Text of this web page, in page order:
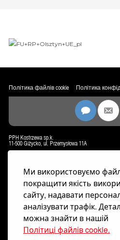
Ми використовуємо
покращити якість
сайту, надавати
аналізувати трафік.
можна знайти в нашій
Політиці файлів cookie.
Політика файлів cookie Політика
PPH Kostrzewa sp.k.
11-500 Giżycko, ul. Przemysłowa 11A
КОНТАКТ
ІНФОРМАЦІЙНИЙ БЮЛЕТЕНЬ